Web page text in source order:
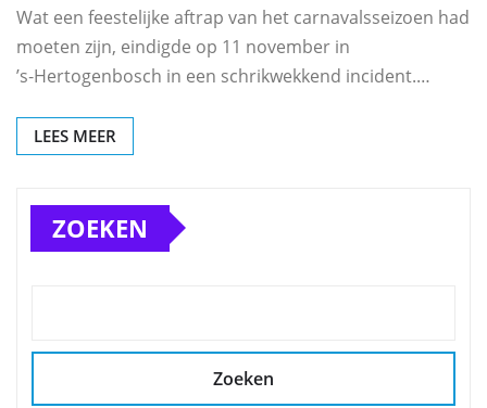
Wat een feestelijke aftrap van het carnavalsseizoen had
moeten zijn, eindigde op 11 november in
’s‑Hertogenbosch in een schrikwekkend incident.…
LEES MEER
ZOEKEN
Zoeken